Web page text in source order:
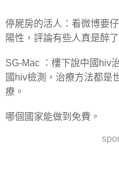
停屍房的活人：看微博要
陽性，評論有些人真是醉了
SG-Mac ：樓下說中國hiv
國hiv檢測，治療方法都是
療。
哪個國家能做到免費。